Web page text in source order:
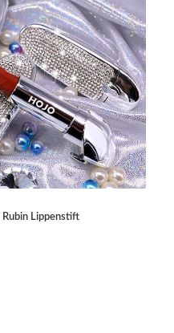
Rubin Lippenstift